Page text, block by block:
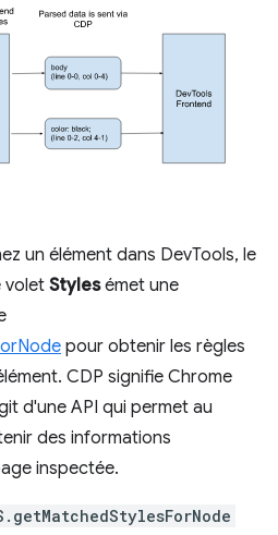
un élément dans DevTools, le
voletStylesémet une
pour obtenir les règles
CDP signifie Chrome
d'une API qui permet au
des informations
inspectée.